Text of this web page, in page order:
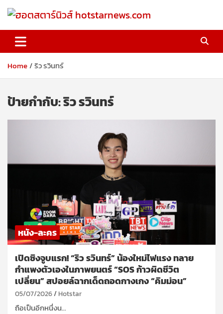
ฮอตสตาร์นิวส์ hotstarnews.com
Home ริว รวินทร์
ป้ายกำกับ:ริว รวินทร์
หนัง-ละคร
เปิดซิงจูบแรก! “ริว รวินทร์” น้องใหม่ไฟแรง ทลาย
กำแพงตัวเองในภาพยนตร์ “SOS ก้าวผิดชีวิต
เปลี่ยน” สปอยล์ฉากเด็ดถอดกางเกง “คิมม่อน”
05/07/2026 Hotstar
ถือเป็นอีกหนึ่งน…